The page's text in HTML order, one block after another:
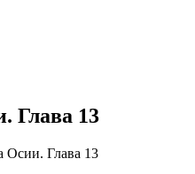
Глава 13
Осии. Глава 13